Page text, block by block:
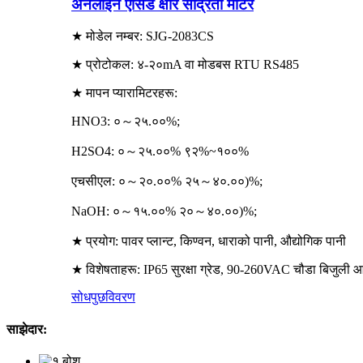
अनलाइन एसिड क्षार सांद्रता मीटर
★ मोडेल नम्बर: SJG-2083CS
★ प्रोटोकल: ४-२०mA वा मोडबस RTU RS485
★ मापन प्यारामिटरहरू:
HNO3: ०～२५.००%;
H2SO4: ०～२५.००% ९२%~१००%
एचसीएल: ०～२०.००% २५～४०.००)%;
NaOH: ०～१५.००% २०～४०.००)%;
★ प्रयोग: पावर प्लान्ट, किण्वन, धाराको पानी, औद्योगिक पानी
★ विशेषताहरू: IP65 सुरक्षा ग्रेड, 90-260VAC चौडा बिजुली
सोधपुछविवरण
साझेदार: